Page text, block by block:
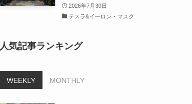
2026年7月30日
テスラ&イーロン・マスク
人気記事ランキング
WEEKLY MONTHLY